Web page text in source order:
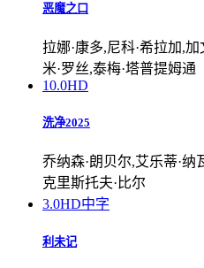
恶魔之口
拉娜·康多,尼科·希拉加,
米·罗丝,泰梅·塔普提姆通
10.0HD
洗净2025
乔纳森·朗贝尔,艾乐蒂·纳
克里斯托夫·比尔
3.0HD中字
利未记